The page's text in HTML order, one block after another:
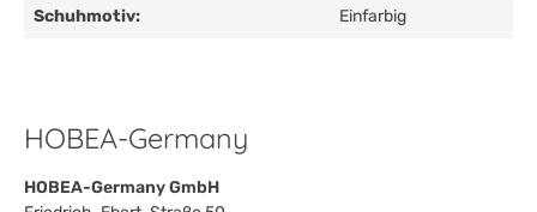
Schuhmotiv: Einfarbig
HOBEA-Germany
HOBEA-Germany GmbH